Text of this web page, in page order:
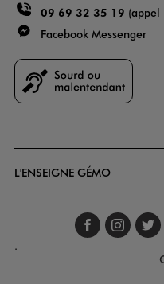
09 69 32 35 19 (appel
Facebook Messenger
L'ENSEIGNE GÉMO
.